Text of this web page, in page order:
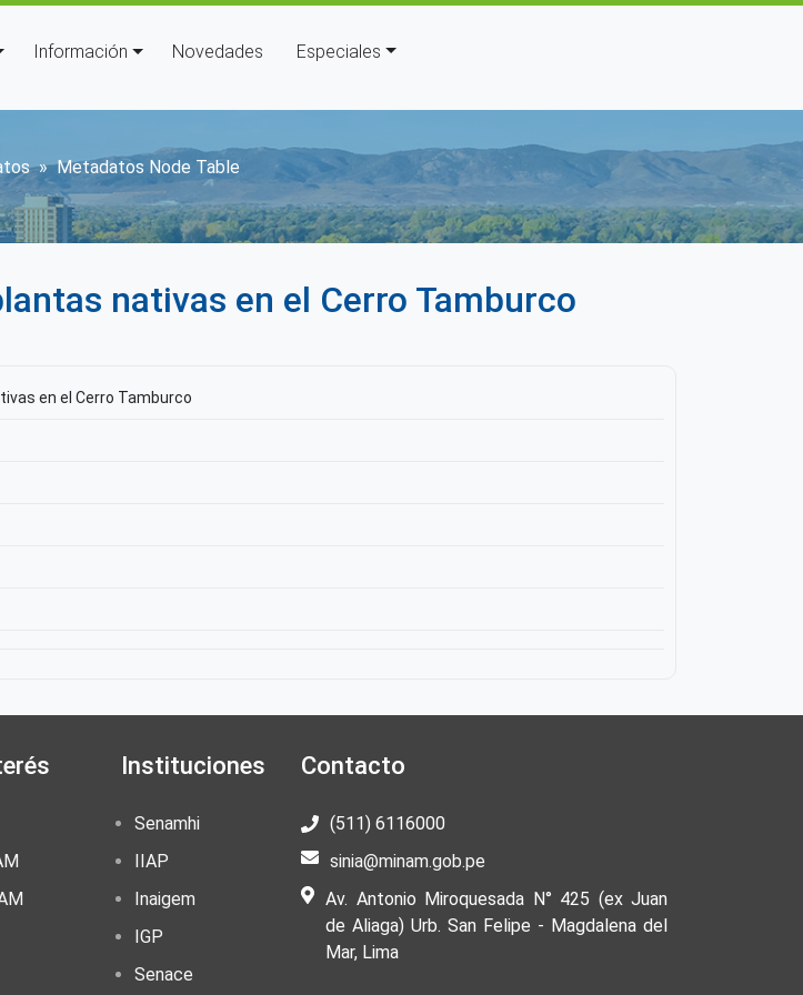
principal
Información Novedades Especiales
enlaces de ayuda a la navegación
Metadatos Node Table
nativas en el Cerro Tamburco
en el Cerro Tamburco
Instituciones
Senamhi
IIAP
Inaigem
IGP
Senace
Contacto
(511) 6116000
sinia@minam.gob.pe
Av. Antonio Miroquesada N° 425 (ex Juan
de Aliaga) Urb. San Felipe - Magdalena del
Mar, Lima